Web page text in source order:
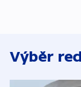
Výběr